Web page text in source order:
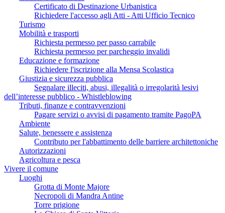
Certificato di Destinazione Urbanistica
Richiedere l'accesso agli Atti - Atti Ufficio Tecnico
Turismo
Mobilità e trasporti
Richiesta permesso per passo carrabile
Richiesta permesso per parcheggio invalidi
Educazione e formazione
Richiedere l'iscrizione alla Mensa Scolastica
Giustizia e sicurezza pubblica
Segnalare illeciti, abusi, illegalità o irregolarità lesivi
dell’interesse pubblico - Whistleblowing
Tributi, finanze e contravvenzioni
Pagare servizi o avvisi di pagamento tramite PagoPA
Ambiente
Salute, benessere e assistenza
Contributo per l'abbattimento delle barriere architettoniche
Autorizzazioni
Agricoltura e pesca
Vivere il comune
Luoghi
Grotta di Monte Majore
Necropoli di Mandra Antine
Torre prigione